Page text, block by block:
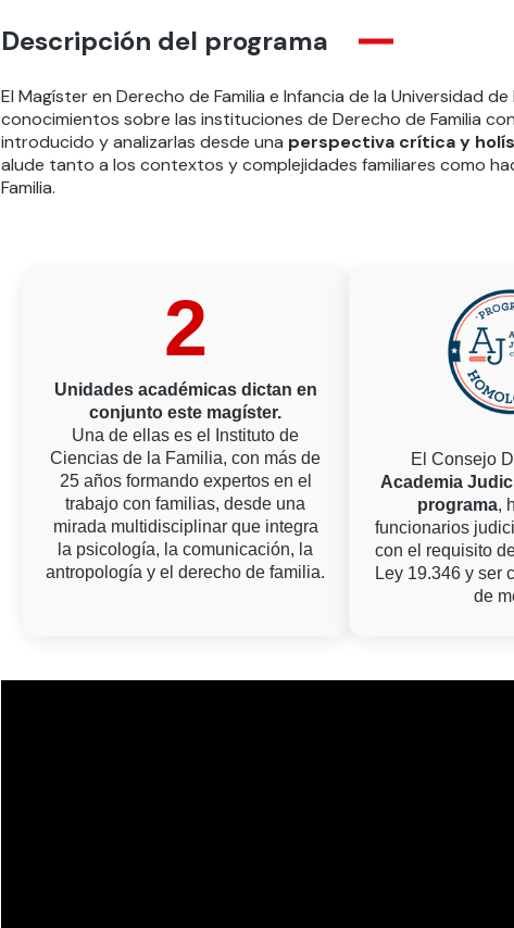
Descripción del programa
El Magíster en Derecho de Familia e Infancia de la Universidad
conocimientos sobre las instituciones de Derecho de Familia
introducido y analizarlas desde una perspectiva crítica y
alude tanto a los contextos y complejidades familiares como
Familia.
2
Unidades académicas dictan en
conjunto este magíster.
Una de ellas es el Instituto de
Ciencias de la Familia, con más de
25 años formando expertos en el
trabajo con familias, desde una
mirada multidisciplinar que integra
la psicología, la comunicación, la
antropología y el derecho de familia.
El Consejo
Academia
programa,
funcionarios
con el requisito
Ley 19.346 y ser
de